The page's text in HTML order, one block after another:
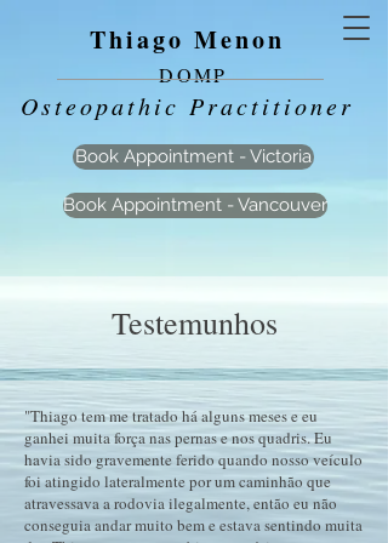
Thiago Menon
DOMP
Osteopathic Practitioner
Book Appointment - Victoria
Book Appointment - Vancouver
Testemunhos
"Thiago tem me tratado há alguns meses e eu
ganhei muita força nas pernas e nos quadris. Eu
havia sido gravemente ferido quando nosso veículo
foi atingido lateralmente por um caminhão que
atravessava a rodovia ilegalmente, então eu não
conseguia andar muito bem e estava sentindo muita